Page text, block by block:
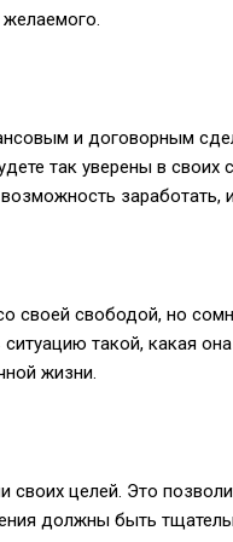
и договорным
так уверены в своих
заработать,
своей свободой, но
такой, какая
жизни.
целей. Это
должны быть